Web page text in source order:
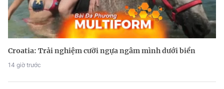
Croatia: Trải nghiệm cưỡi ngựa ngâm mình dưới biển
14 giờ trước